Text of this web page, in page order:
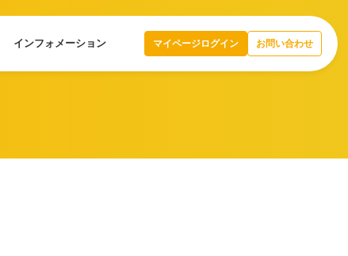
インフォメーション マイページログイン お問い合わせ